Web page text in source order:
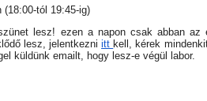
tól 19:45-ig)
lesz! ezen a napon csak abban az
lesz, jelentkezniitt kell, kérek
küldünk emailt, hogy lesz-e végül labor.